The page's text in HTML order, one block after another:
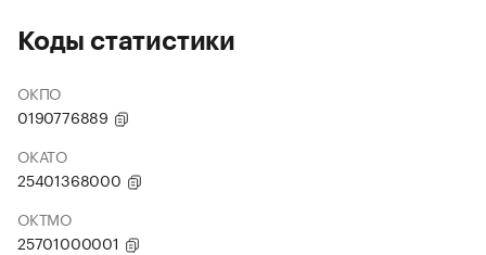
Коды статистики
ОКПО
0190776889
ОКАТО
25401368000
ОКТМО
25701000001